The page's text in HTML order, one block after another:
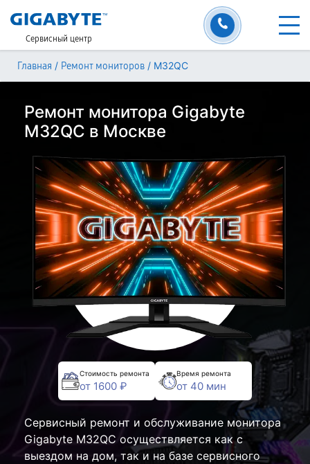
Сервисный центр
Главная / Ремонт мониторов / M32QC
Ремонт монитора Gigabyte
M32QC в Москве
Стоимость ремонта
от 1600 ₽
Время ремонта
от 40 мин
Сервисный ремонт и обслуживание монитора
Gigabyte M32QC осуществляется как с
выездом на дом, так и на базе сервисного